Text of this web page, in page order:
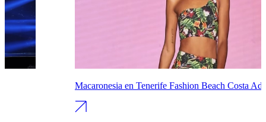
Macaronesia en Tenerife Fashion Beach Costa Adeje